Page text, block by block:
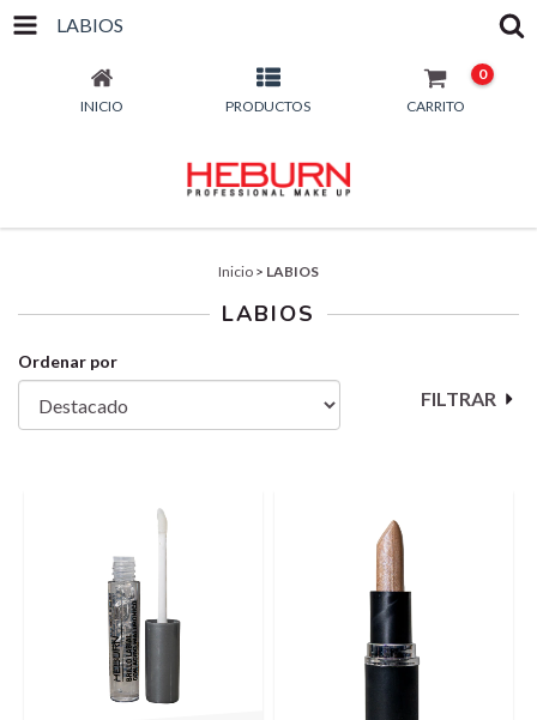
LABIOS
INICIO PRODUCTOS CARRITO
0
Inicio > LABIOS
LABIOS
Ordenar por
FILTRAR